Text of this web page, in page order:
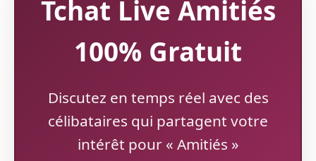
Tchat Live Amitiés
100% Gratuit
Discutez en temps réel avec des
célibataires qui partagent votre
intérêt pour « Amitiés »